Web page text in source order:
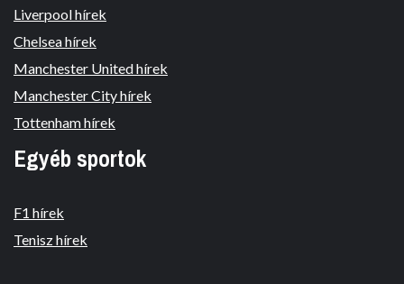
Liverpool hírek
Chelsea hírek
Manchester United hírek
Manchester City hírek
Tottenham hírek
Egyéb sportok
F1 hírek
Tenisz hírek